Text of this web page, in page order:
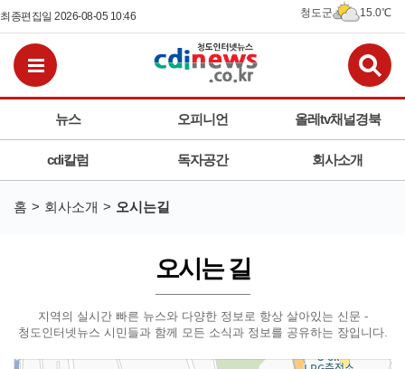
최종편집일 2026-08-05 10:46 청도군 15.0℃
뉴스 오피니언 올레tv채널경북
cdi칼럼 독자공간 회사소개
홈 회사소개 오시는길
오시는 길
지역의 실시간 빠른 뉴스와 다양한 정보로 항상 살아있는 신문 -
청도인터넷뉴스 시민들과 함께 모든 소식과 정보를 공유하는 장입니다.